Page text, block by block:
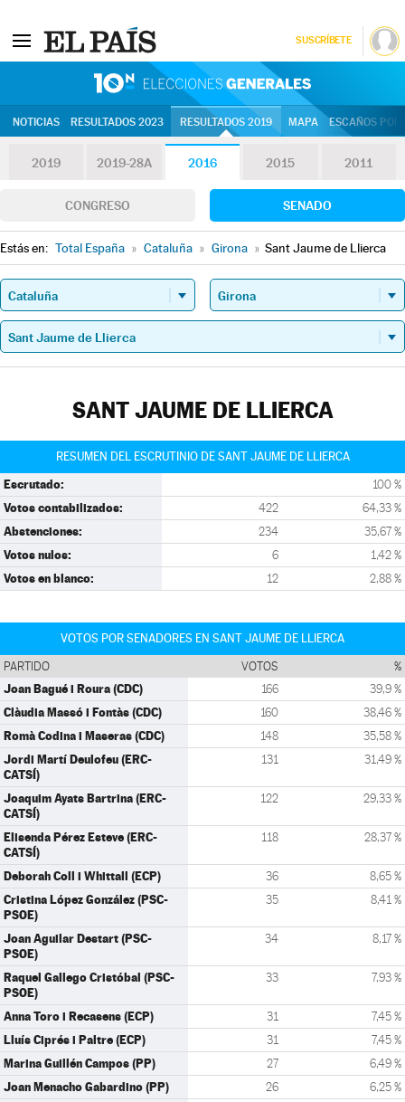
SUSCRÍBETE
NOTICIAS RESULTADOS 2023 RESULTADOS 2019 MAPA ESCAÑOS
2019 2019-28A 2016 2015 2011
CONGRESO SENADO
Estás en: Total España » Cataluña » Girona » Sant Jaume de Llierca
SANT JAUME DE LLIERCA
RESUMEN DEL ESCRUTINIO DE SANT JAUME DE LLIERCA
Escrutado: 100 %
Votos contabilizados: 422 64,33 %
Abstenciones: 234 35,67 %
Votos nulos: 6 1,42 %
Votos en blanco: 12 2,88 %
VOTOS POR SENADORES EN SANT JAUME DE LLIERCA
PARTIDO VOTOS %
Joan Bagué i Roura (CDC) 166 39,9 %
Clàudia Massó i Fontàs (CDC) 160 38,46 %
Romà Codina i Maseras (CDC) 148 35,58 %
Jordi Martí Deulofeu (ERC-
CATSÍ)
131 31,49 %
Joaquim Ayats Bartrina (ERC-
CATSÍ)
122 29,33 %
Elisenda Pérez Esteve (ERC-
CATSÍ)
118 28,37 %
Deborah Coll i Whittall (ECP) 36 8,65 %
Cristina López González (PSC-
PSOE)
35 8,41 %
Joan Aguilar Destart (PSC-
PSOE)
34 8,17 %
Raquel Gallego Cristóbal (PSC-
PSOE)
33 7,93 %
Anna Toro i Recasens (ECP) 31 7,45 %
Lluís Ciprés i Paltre (ECP) 31 7,45 %
Marina Guillén Campos (PP) 27 6,49 %
Joan Menacho Gabardino (PP) 26 6,25 %